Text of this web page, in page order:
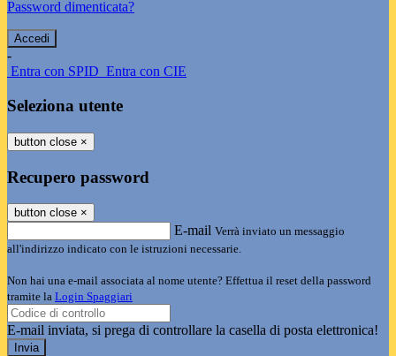
Password dimenticata?
-
Entra con SPID Entra con CIE
Seleziona utente
button close ×
Recupero password
button close ×
E-mail Verrà inviato un messaggio
all'indirizzo indicato con le istruzioni necessarie.
Non hai una e-mail associata al nome utente? Effettua il reset della password
tramite la Login Spaggiari
E-mail inviata, si prega di controllare la casella di posta elettronica!